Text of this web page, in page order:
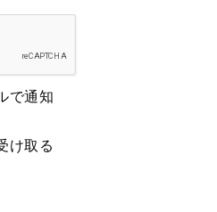
で通知
け取る